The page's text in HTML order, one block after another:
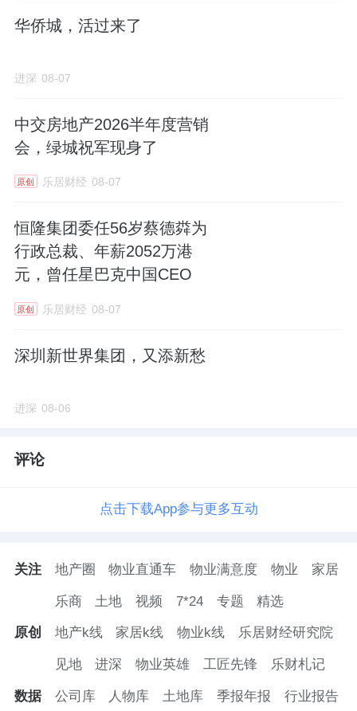
降到1.6。
产品。
1.6的容积率是真的，因为让出的空地多，园林
绿化会更好。
来的，去掉退线部分，实际容积率与玖树满和
差不多。
区位地段
位于通州区九棵树街道，五环至六环之间，邻
直门医院、通州云景公园等生活配套设施。
念，对于东三环CBD外溢的刚需客群具有一定
刚发布的第四轮清单中，九棵树板块还有一宗
地块待供应，为
华侨城，活过来了
进深 08-07
中交房地产2026半年度营销
会，绿城祝军现身了
原创 乐居财经 08-07
恒隆集团委任56岁蔡德粦为
行政总裁、年薪2052万港
元，曾任星巴克中国CEO
原创 乐居财经 08-07
深圳新世界集团，又添新愁
进深 08-06
评论
点击下载App参与更多互动
关注 地产圈 物业直通车 物业满意度 物业 家居
乐商 土地 视频 7*24 专题 精选
原创 地产k线 家居k线 物业k线 乐居财经研究院
见地 进深 物业英雄 工匠先锋 乐财札记
数据 公司库 人物库 土地库 季报年报 行业报告